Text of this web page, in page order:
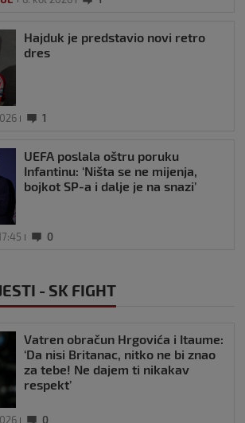
Hajduk je predstavio novi retro
dres
1
UEFA poslala oštru poruku
Infantinu: ‘Ništa se ne mijenja,
bojkot SP-a i dalje je na snazi’
0
- SK FIGHT
Vatren obračun Hrgovića i Itaume:
‘Da nisi Britanac, nitko ne bi znao
za tebe! Ne dajem ti nikakav
respekt’
0